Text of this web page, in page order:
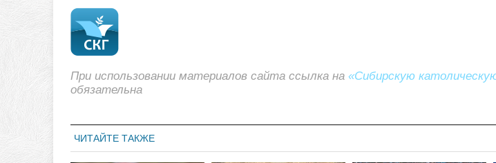
При использовании материалов сайта ссылка на «Сибирскую
обязательна
ЧИТАЙТЕ ТАКЖЕ